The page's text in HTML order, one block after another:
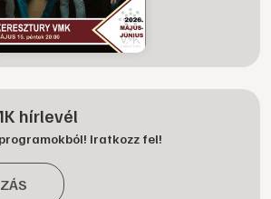
hírlevél
Iratkozz fel!